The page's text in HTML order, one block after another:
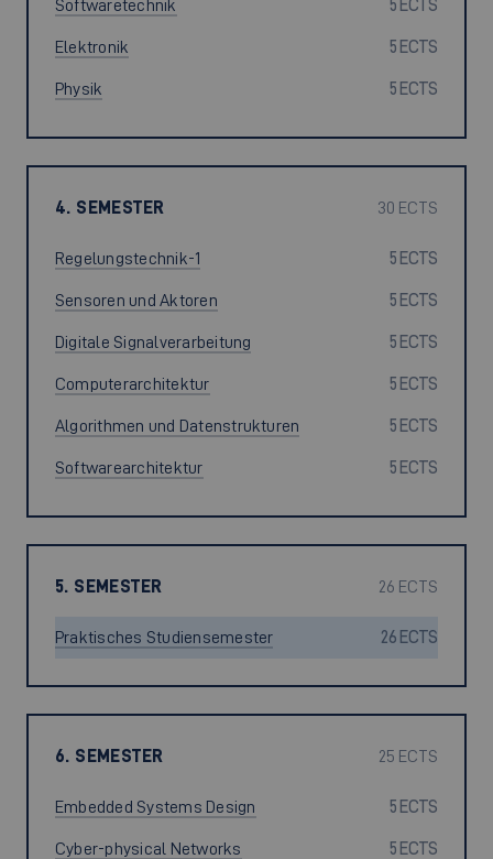
Softwaretechnik 5 ECTS
Elektronik 5 ECTS
Physik 5 ECTS
4. SEMESTER 30 ECTS
Regelungstechnik-1 5 ECTS
Sensoren und Aktoren 5 ECTS
Digitale Signalverarbeitung 5 ECTS
Computerarchitektur 5 ECTS
Algorithmen und Datenstrukturen 5 ECTS
Softwarearchitektur 5 ECTS
5. SEMESTER 26 ECTS
Praktisches Studiensemester 26 ECTS
6. SEMESTER 25 ECTS
Embedded Systems Design 5 ECTS
Cyber-physical Networks 5 ECTS